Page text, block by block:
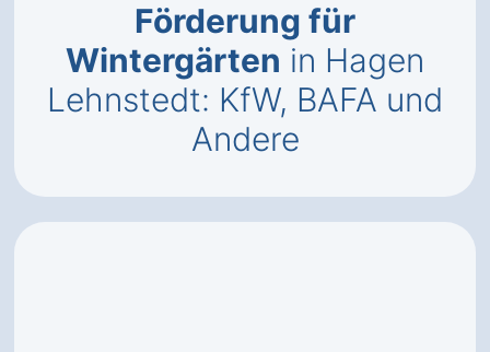
Förderung für
Wintergärten in Hagen
Lehnstedt: KfW, BAFA und
Andere